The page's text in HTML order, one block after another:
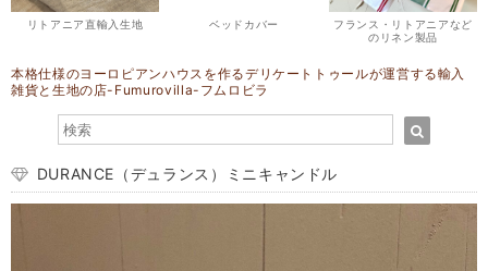
リトアニア直輸入生地 ベッドカバー
フランス・リトアニアなど
のリネン製品
本格仕様のヨーロピアンハウスを作るデリケートトゥールが運営する輸入
雑貨と生地の店-Fumurovilla-フムロビラ
DURANCE（デュランス）ミニキャンドル